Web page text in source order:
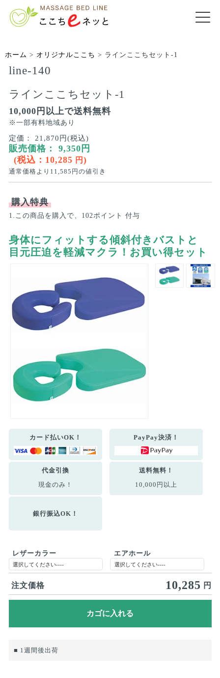
ホーム > オリジナルここち > ラインここちセット-1
line-140
ラインここちセット-1
10,000円以上で送料無料
※一部有料地域あり
定価：
21,870円(税込)
販売価格： 9,350 円
(税込： 10,285 円 )
通常価格より 11,585 円の値引き
購入特典
1.この商品を購入で、102ポイント 付与
身体にフィットする傾斜付きバストと
目元圧迫を軽減マクラ！お買い得セット
カード払いOK！ PayPay決済！
代金引換
現金のみ！
送料無料！
10,000円以上
銀行振込OK！
レザーカラー エアホール
注文価格 10,285 円
■ 1週間後出荷